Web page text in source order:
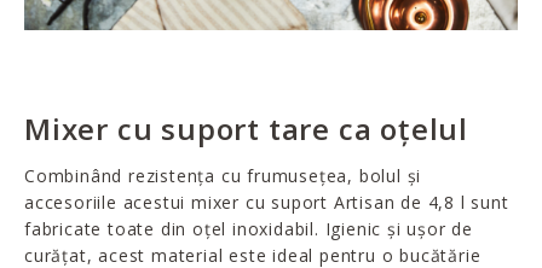
Mixer cu suport tare ca oțelul
Combinând rezistența cu frumusețea, bolul și
accesoriile acestui mixer cu suport Artisan de 4,8 l sunt
fabricate toate din oțel inoxidabil. Igienic și ușor de
curățat, acest material este ideal pentru o bucătărie